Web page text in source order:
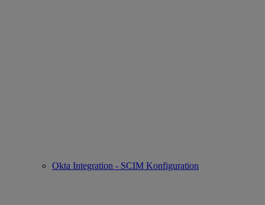
Okta Integration - SCIM Konfiguration